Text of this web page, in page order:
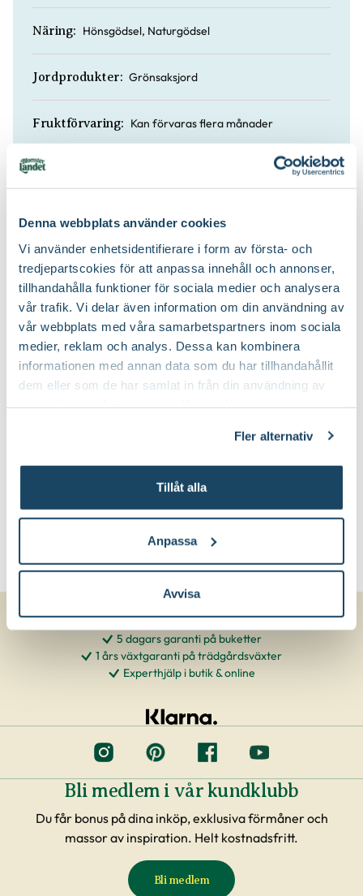
Denna webbplats använder cookies
Vi använder enhetsidentifierare i form av första- och
tredjepartscokies för att anpassa innehåll och annonser,
tillhandahålla funktioner för sociala medier och analysera
vår trafik. Vi delar även information om din användning av
vår webbplats med våra samarbetspartners inom sociala
medier, reklam och analys. Dessa kan kombinera
informationen med annan data som du har tillhandahållit
dem eller som de har samlat in från din användning av
Fler alternativ
Tillåt alla
Anpassa
Avvisa
Näring: Hönsgödsel, Naturgödsel
Jordprodukter: Grönsaksjord
Fruktförvaring: Kan förvaras flera månader
Köp till för ett lyckat resultat
Kruka Botanica
Slut i lager
Till Produkten
Hasselfors P-
Hasselfors Garden
Online
Till Produkten
5 dagars garanti på buketter
1 års växtgaranti på trädgårdsväxter
Experthjälp i butik & online
Bli medlem i vår kundklubb
Du får bonus på dina inköp, exklusiva förmåner och
massor av inspiration. Helt kostnadsfritt.
Bli medlem